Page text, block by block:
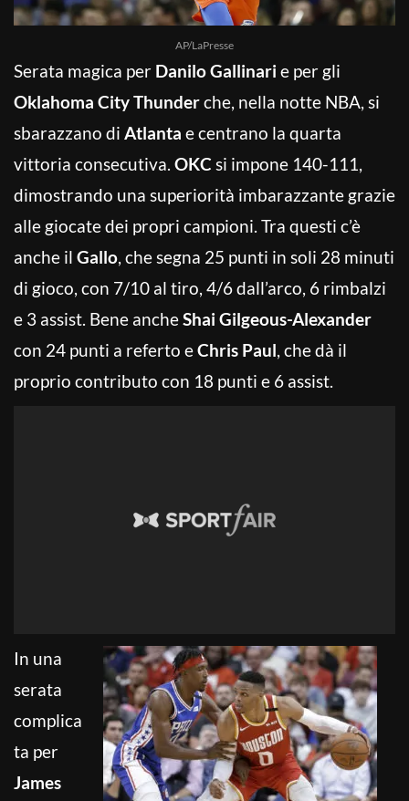
AP/LaPresse
Serata magica per Danilo Gallinari e per gli
Oklahoma City Thunderche, nella notte NBA, si
sbarazzano di Atlanta e centrano la quarta
vittoria consecutiva. OKC si impone 140-111,
dimostrando una superiorità imbarazzante grazie
alle giocate dei propri campioni. Tra questi c’è
anche il Gallo, che segna 25 punti in soli 28 minuti
di gioco, con 7/10 al tiro, 4/6 dall’arco, 6 rimbalzi
e 3 assist. Bene ancheShai Gilgeous-Alexander
con 24 punti a referto eChris Paul, che dà il
proprio contributo con 18 punti e 6 assist.
In una
serata
complica
ta per
James